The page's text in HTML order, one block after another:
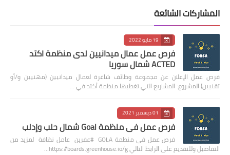
المشاركات الشائعة
19 مايو 2022
فرص عمل عمال ميدانيين لدى منظمة اكتد
ACTED شمال سوريا
فرص عمل الإعلان عن مجموعة وظائف شاغرة لعمال ميدانيين (مهنيين و/أو
تقنيين) المشروع: المشاريع التي تغطيها منظمة أكتد في …
01 ديسمبر 2021
فرص عمل في منظمة Goal شمال حلب وإدلب
فرص عمل في منظمة GOLA #عفرين عامل نظافة لمزيد من
التفاصيل وللتقديم على الرابط التالي https://boards.greenhouse.io/g…